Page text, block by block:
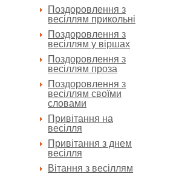
Поздоровлення з
весіллям прикольні
Поздоровлення з
весіллям у віршах
Поздоровлення з
весіллям проза
Поздоровлення з
весіллям своїми
словами
Привітання на
весілля
Привітання з днем
весілля
Вітання з весіллям